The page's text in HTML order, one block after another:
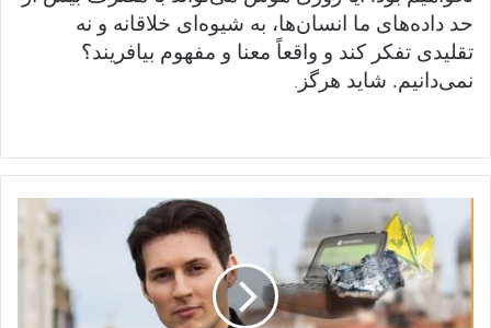
حد داده‌های ما انسان‌ها، به شیوه‌ای خلاقانه و نه
تقلیدی تفکر کند و واقعاً معنا و مفهوم بیافریند؟
نمی‌دانیم. شاید هرگز .